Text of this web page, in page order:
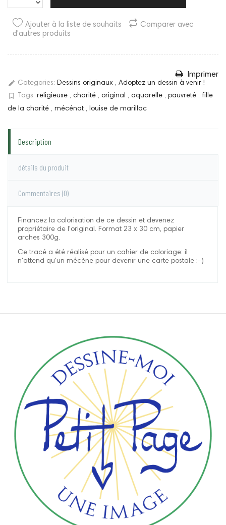
Ajouter à la liste de souhaits
Comparer avec
d'autres produits
Imprimer
edit Categories: Dessins originaux , Adoptez un dessin à venir !
bookmark_border Tags: religieuse , charité , original , aquarelle , pauvreté , fille
de la charité , mécénat , louise de marillac
Description
détails du produit
Commentaires (0)
Financez la colorisation de ce dessin et devenez
propriétaire de l'original. Format 23 x 30 cm, papier
arches 300g.
Ce tracé a été réalisé pour un cahier de coloriage: il
n'attend qu'un mécène pour devenir une carte postale :-)